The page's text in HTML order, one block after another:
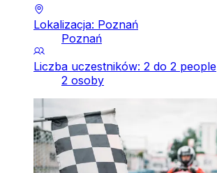
Lokalizacja: Poznań
Poznań
Liczba uczestników: 2 do 2 people
2 osoby